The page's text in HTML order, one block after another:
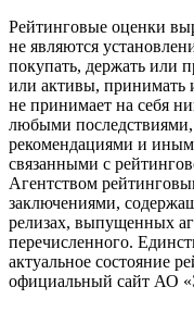
Рейтинговые оценки
не являются
покупать, держать или
или активы, принимать
не принимает на себя
любыми
рекомендациями и
связанными с
Агентством
заключениями,
релизах, выпущенных
перечисленного.
актуальное состояние
официальный сайт АО